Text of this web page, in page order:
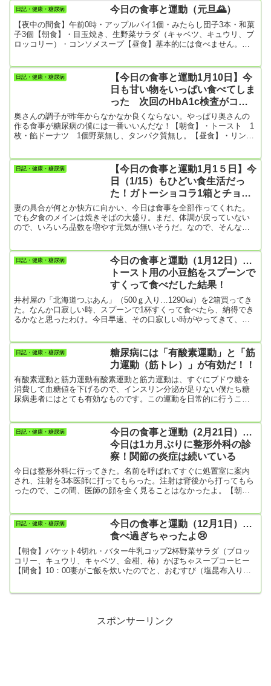
の僕にとってはまさに「病みつき」。困ったことです。それでも今
朝は採血があったのでまだ、食べずに我慢している。いつまで我慢
できるかな😅ところで、「しろくま」や「アイスまんじゅう」も丸
永製菓の製品なん...
日記・健康・糖尿病 今日の食事と運動（元旦🌄）
【夜中の間食】午前0時・アップルパイ1個・みたらし団子3本・和菓
子3個【朝食】・目玉焼き、生野菜サラダ（キャベツ、キュウリ、ブ
ロッコリー）・コンソメスープ【昼食】基本的には食べません。代
動】・散歩 5581歩大晦日から甘い物ばかり食べてしまったけど、
まあ正月ということで良いことにしよう。昨年の夏の終わり、母が
亡くなって今年は喪中。なので今年はおせち料理も正月飾りも何も
日記・健康・糖尿病
【今日の食事と運動1月10日】今
日も甘い物をいっぱい食べてしま
った 次回のHbA1c検査がコワ
い！
奥さんの調子が昨年からなかなか良くならない。やっぱり奥さんの
作る食事が糖尿病の僕には一番いいんだな！【朝食】・トースト 1
枚・餡ドーナツ 1個野菜無し、タンパク質無し。【昼食】・リンゴ
今日はずいぶん砂糖、果糖を食べたな。餡ドーナツはメチャ甘い。
【今日の運動】・散歩 9456歩・食後のかかとの上下動 8分ほど
日記・健康・糖尿病
【今日の食事と運動1月1５日】今
日（1/15）もひどい食生活だっ
た！ガトーショコラ1箱とチョコ
パイ3個
妻の具合が何とか快方に向かい、今日は食事を全部作ってくれた。
でも夕食のメインは焼きそばの大盛り。まだ、体調が戻っていない
ので、いろいろ品数を増やす元気が無いそうだ。なので、そんなと
ね）さて、そんなわけで最近3カ月くらいは、炭水化物のメニューが
多かったな。妻の調子が良い時は野菜を中心に品数を増やしてくれ
るので、食生活が整ってくる。そんな時はご飯を食べなくても満腹
日記・健康・糖尿病
今日の食事と運動（1月12日）…
トースト用の小豆餡をスプーンで
すくって食べだした結果！
井村屋の「北海道つぶあん」（500ｇ入り…1290㎉）を2箱買ってき
た。なんか口寂しい時、スプーンで1杯すくって食べたら、納得でき
るかなと思ったわけ。今日早速、その口寂しい時がやってきて、封
ホント、懲りないガチの糖尿病だな。【朝食】・きつねうどん（う
どん一玉）・大根のサラダ今朝は珍しく朝からうどん。妻が体の温
まるものを食べたかったらしい。【昼食】・ヨーグルトとジャム
【夕食】...
日記・健康・糖尿病
糖尿病には「有酸素運動」と「筋
力運動（筋トレ）」が有効だ！！
有酸素運動と筋力運動有酸素運動と筋力運動は、すぐにブドウ糖を
消費して血糖値を下げるので、インスリン分泌が足りない僕たち糖
尿病患者にはとても有効なものです。この運動を日常的に行うこと
が上昇する食後30分以内なんだけど、これが結構難しいです。なぜ
なら、食後ってゆっくりしたいじゃないですか。僕の場合、食後1時
間以上たたないと、散歩に出たり運動したりする気が出てきませ
日記・健康・糖尿病
今日の食事と運動（2月21日）…
今日は1カ月ぶりに整形外科の診
察！関節の炎症は続いている
今日は整形外科に行ってきた。名前を呼ばれてすぐに処置室に案内
され、注射を3本医師に打ってもらった。注射は背後から打ってもら
ったので、この間、医師の顔を全く見ることはなかったよ。【朝
運動】・かかと上げ・歩数 2001歩
日記・健康・糖尿病
今日の食事と運動（12月1日）…
食べ過ぎちゃったよ😢
【朝食】バケット4切れ・バター牛乳コップ2杯野菜サラダ（ブロッ
コリー、キュウリ、キャベツ、金柑、柿）かぼちゃスープコーヒー
【間食】10：00妻がご飯を炊いたのでと、おむすび（塩昆布入り）
ッセ・甘酒150㎖☆夕食も完全にカロリーオーバー。今日はどうし...
スポンサーリンク